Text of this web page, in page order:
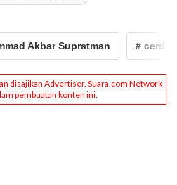
Akbar Supratman # cerdas